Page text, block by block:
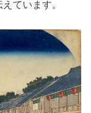
ています。